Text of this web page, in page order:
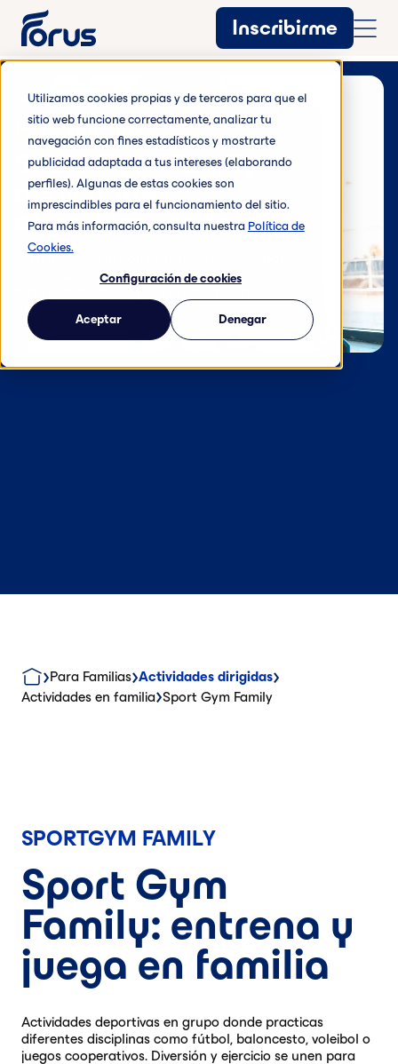
Utilizamos cookies propias y de terceros para que el
sitio web funcione correctamente, analizar tu
navegación con fines estadísticos y mostrarte
publicidad adaptada a tus intereses (elaborando
perfiles). Algunas de estas cookies son
imprescindibles para el funcionamiento del sitio.
Para más información, consulta nuestra Política de
Cookies.
Configuración de cookies
Aceptar Denegar
Inscribirme
Para familias
Sport Gym Family:
actividades
deportivas en familia
Disfruta del fútbol, baloncesto, voleibol y
juegos cooperativos, mientras te
tuyos.
Para Familias Actividades dirigidas
Actividades en familia Sport Gym Family
SPORTGYM FAMILY
Sport Gym
Family: entrena y
juega en familia
Actividades deportivas en grupo donde practicas
diferentes disciplinas como fútbol, baloncesto, voleibol o
juegos cooperativos. Diversión y ejercicio se unen para